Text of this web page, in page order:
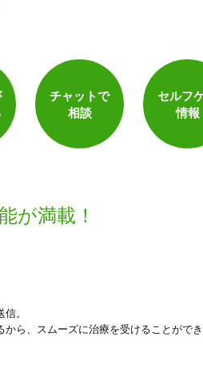
チャットで
相談
セルフ
情報
が満載！
。
ら、スムーズに治療を受けることができ